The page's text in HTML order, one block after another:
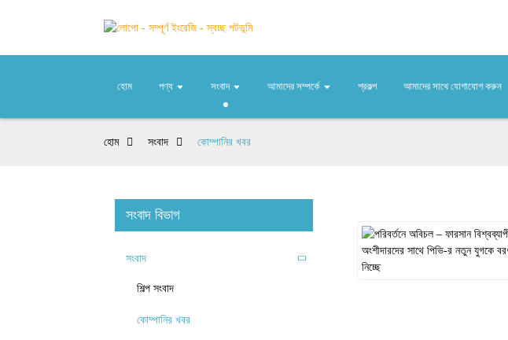
হোম পণ্য সংবাদ আমাদের সম্পর্কে প্রকল্প আমাদের সাথে যোগাযোগ করুন
হোম সংবাদ কোম্পানির খবর
সংবাদ বিভাগ
সংবাদ
শিল্প সংবাদ
কোম্পানির খবর